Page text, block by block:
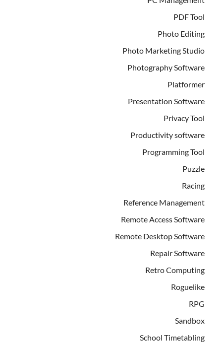
PDF Tool
Photo Editing
Photo Marketing Studio
Photography Software
Platformer
Presentation Software
Privacy Tool
Productivity software
Programming Tool
Puzzle
Racing
Reference Management
Remote Access Software
Remote Desktop Software
Repair Software
Retro Computing
Roguelike
RPG
Sandbox
School Timetabling